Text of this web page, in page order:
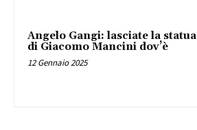
Angelo Gangi: lasciate la statua
di Giacomo Mancini dov’è
12 Gennaio 2025